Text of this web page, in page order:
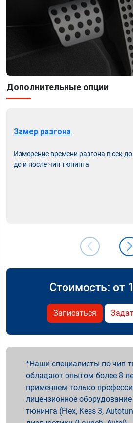
Дополнительные опции
Замер разгона
Измерение времени разгона в сек
до и после чип тюнинга
Стоимость: от
Записаться
Наши специалисты по чип
обладают опытом более 8
применяем только
лицензионное
тюнинга (Flex, Kess 3,